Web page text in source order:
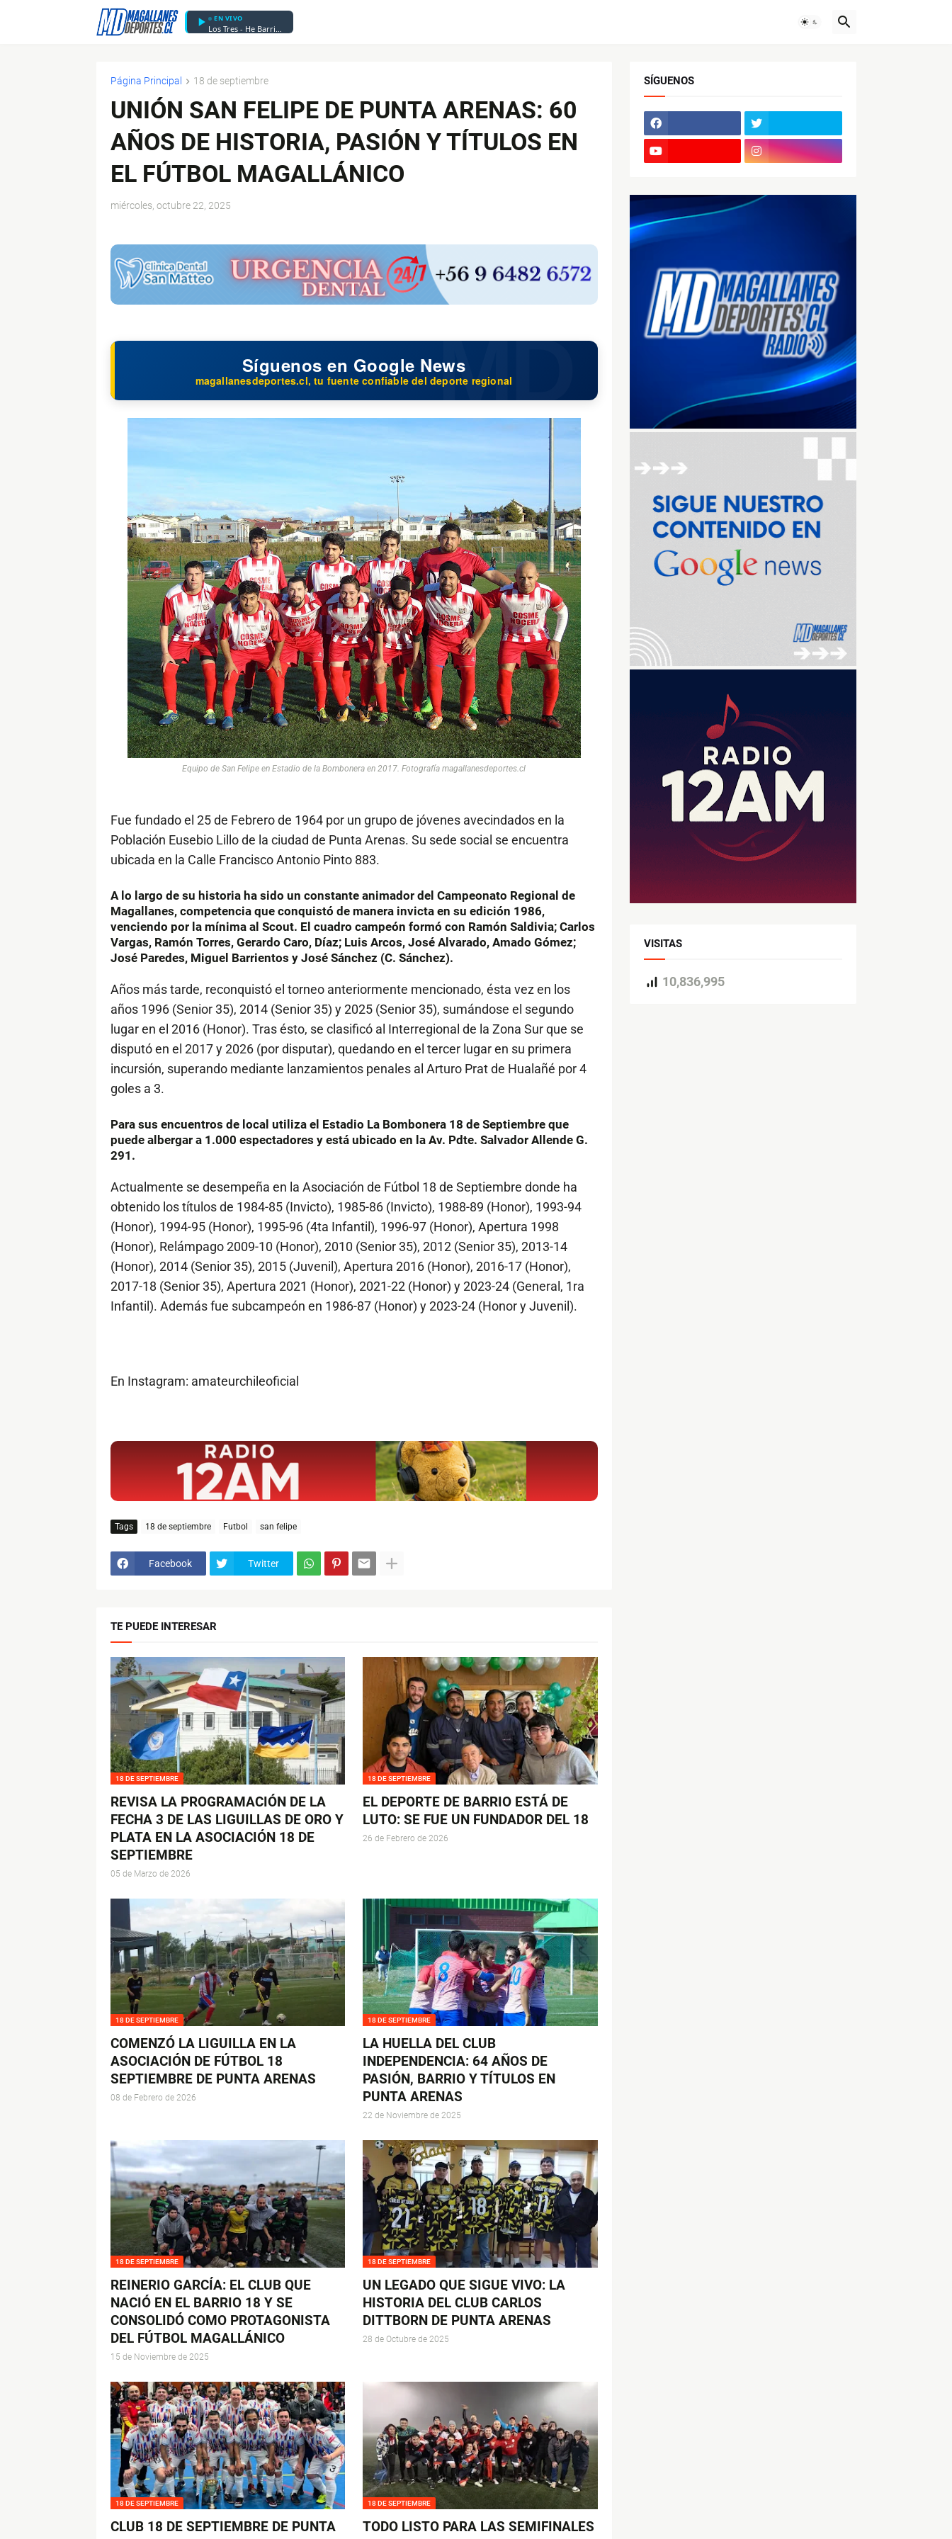
EN VIVO
Los Tres - He Barrido el Sol
Página Principal 18 de septiembre
UNIÓN SAN FELIPE DE PUNTA ARENAS: 60
AÑOS DE HISTORIA, PASIÓN Y TÍTULOS EN
EL FÚTBOL MAGALLÁNICO
miércoles, octubre 22, 2025
Síguenos en Google News
magallanesdeportes.cl, tu fuente confiable del deporte regional
Equipo de San Felipe en Estadio de la Bombonera en 2017. Fotografía magallanesdeportes.cl
Fue fundado el 25 de Febrero de 1964 por un grupo de jóvenes avecindados en la
Población Eusebio Lillo de la ciudad de Punta Arenas. Su sede social se encuentra
ubicada en la Calle Francisco Antonio Pinto 883.
A lo largo de su historia ha sido un constante animador del Campeonato Regional de
Magallanes, competencia que conquistó de manera invicta en su edición 1986,
venciendo por la mínima al Scout. El cuadro campeón formó con Ramón Saldivia; Carlos
Vargas, Ramón Torres, Gerardo Caro, Díaz; Luis Arcos, José Alvarado, Amado Gómez;
José Paredes, Miguel Barrientos y José Sánchez (C. Sánchez).
Años más tarde, reconquistó el torneo anteriormente mencionado, ésta vez en los
años 1996 (Senior 35), 2014 (Senior 35) y 2025 (Senior 35), sumándose el segundo
lugar en el 2016 (Honor). Tras ésto, se clasificó al Interregional de la Zona Sur que se
disputó en el 2017 y 2026 (por disputar), quedando en el tercer lugar en su primera
incursión, superando mediante lanzamientos penales al Arturo Prat de Hualañé por 4
goles a 3.
Para sus encuentros de local utiliza el Estadio La Bombonera 18 de Septiembre que
puede albergar a 1.000 espectadores y está ubicado en la Av. Pdte. Salvador Allende G.
291.
Actualmente se desempeña en la Asociación de Fútbol 18 de Septiembre donde ha
obtenido los títulos de 1984-85 (Invicto), 1985-86 (Invicto), 1988-89 (Honor), 1993-94
(Honor), 1994-95 (Honor), 1995-96 (4ta Infantil), 1996-97 (Honor), Apertura 1998
(Honor), Relámpago 2009-10 (Honor), 2010 (Senior 35), 2012 (Senior 35), 2013-14
(Honor), 2014 (Senior 35), 2015 (Juvenil), Apertura 2016 (Honor), 2016-17 (Honor),
2017-18 (Senior 35), Apertura 2021 (Honor), 2021-22 (Honor) y 2023-24 (General, 1ra
Infantil). Además fue subcampeón en 1986-87 (Honor) y 2023-24 (Honor y Juvenil).
En Instagram: amateurchileoficial
Tags 18 de septiembre Futbol san felipe
Facebook Twitter
TE PUEDE INTERESAR
18 DE SEPTIEMBRE
REVISA LA PROGRAMACIÓN DE LA
FECHA 3 DE LAS LIGUILLAS DE ORO Y
PLATA EN LA ASOCIACIÓN 18 DE
SEPTIEMBRE
05 de Marzo de 2026
18 DE SEPTIEMBRE
EL DEPORTE DE BARRIO ESTÁ DE
LUTO: SE FUE UN FUNDADOR DEL 18
26 de Febrero de 2026
18 DE SEPTIEMBRE
COMENZÓ LA LIGUILLA EN LA
ASOCIACIÓN DE FÚTBOL 18
SEPTIEMBRE DE PUNTA ARENAS
08 de Febrero de 2026
18 DE SEPTIEMBRE
LA HUELLA DEL CLUB
INDEPENDENCIA: 64 AÑOS DE
PASIÓN, BARRIO Y TÍTULOS EN
PUNTA ARENAS
22 de Noviembre de 2025
18 DE SEPTIEMBRE
REINERIO GARCÍA: EL CLUB QUE
NACIÓ EN EL BARRIO 18 Y SE
CONSOLIDÓ COMO PROTAGONISTA
DEL FÚTBOL MAGALLÁNICO
15 de Noviembre de 2025
18 DE SEPTIEMBRE
UN LEGADO QUE SIGUE VIVO: LA
HISTORIA DEL CLUB CARLOS
DITTBORN DE PUNTA ARENAS
28 de Octubre de 2025
18 DE SEPTIEMBRE
CLUB 18 DE SEPTIEMBRE DE PUNTA
18 DE SEPTIEMBRE
TODO LISTO PARA LAS SEMIFINALES
SÍGUENOS
VISITAS
10,836,995